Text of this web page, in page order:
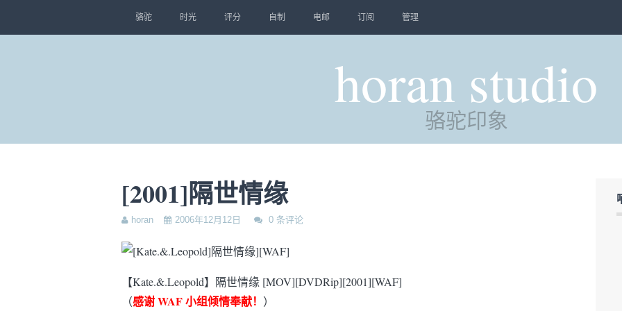
骆驼 时光 评分 自制 电邮 订阅 管理
horan studio
骆驼印象
[2001]隔世情缘
horan 2006年12月12日 0 条评论
【Kate.&.Leopold】隔世情缘 [MOV][DVDRip][2001][WAF]
（感谢 WAF 小组倾情奉献！ ）